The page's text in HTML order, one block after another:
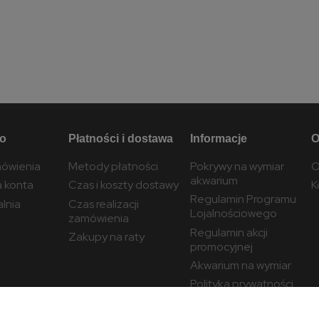
konta
Płatności i dostawa
Metody płatności
Czas i koszty dostawy
Czas realizacji
zamówienia
Zakupy na raty
Informacje
Pokrywy na wymiar
akwarium
Regulamin Programu
Lojalnościowego
Regulamin akcji
promocyjnej
Akwarium na wymiar
Polityka prywatności